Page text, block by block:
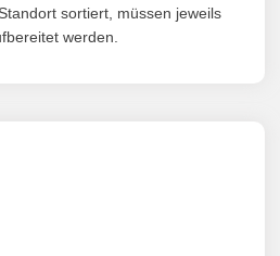
sortiert, müssen jeweils
werden.